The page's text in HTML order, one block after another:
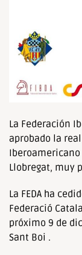
La Federación
aprobado la
Llobregat, muy
La FEDA ha
Federació
próximo 9 de
Sant Boi .